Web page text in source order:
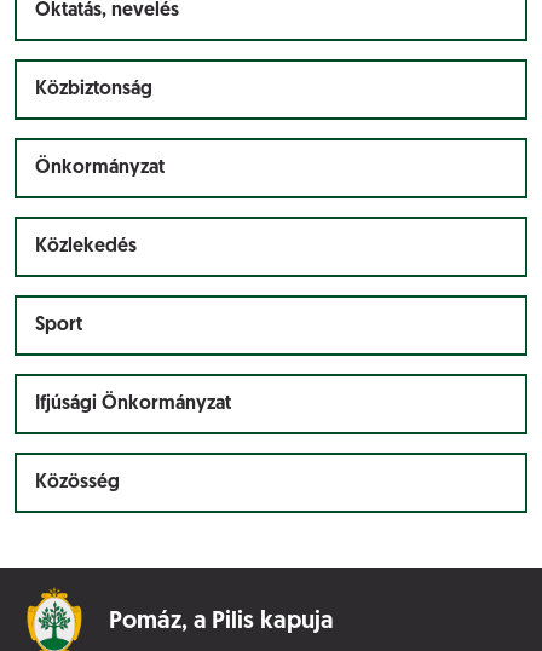
Oktatás, nevelés
Közbiztonság
Önkormányzat
Közlekedés
Sport
Ifjúsági Önkormányzat
Közösség
Pomáz, a Pilis kapuja